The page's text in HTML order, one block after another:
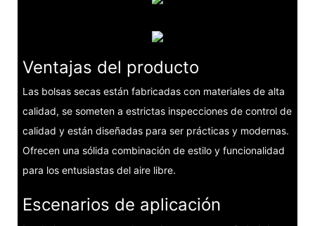
Ventajas del producto
Las bolsas secas están fabricadas con materiales de alta
calidad, se someten a estrictas inspecciones de control de
calidad y están diseñadas para ser prácticas y modernas.
Ofrecen una sólida combinación de estilo y funcionalidad
para los entusiastas del aire libre.
Escenarios de aplicación